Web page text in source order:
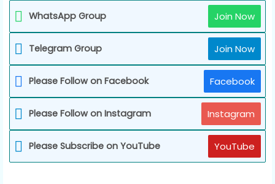
WhatsApp Group Join Now
Telegram Group Join Now
Please Follow on Facebook Facebook
Please Follow on Instagram Instagram
Please Subscribe on YouTube YouTube